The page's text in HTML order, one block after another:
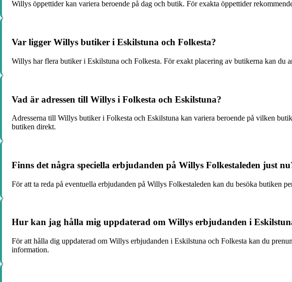
Willys öppettider kan variera beroende på dag och butik. För exakta öppettider
Var ligger Willys butiker i Eskilstuna och Folkesta?
Willys har flera butiker i Eskilstuna och Folkesta. För exakt placering av butikerna kan du
Vad är adressen till Willys i Folkesta och Eskilstuna?
Adresserna till Willys butiker i Folkesta och Eskilstuna kan variera beroende på vilken
butiken direkt.
Finns det några speciella erbjudanden på Willys Folkestaleden just
För att ta reda på eventuella erbjudanden på Willys Folkestaleden kan du besöka butiken
Hur kan jag hålla mig uppdaterad om Willys erbjudanden i
För att hålla dig uppdaterad om Willys erbjudanden i Eskilstuna och Folkesta kan du
information.